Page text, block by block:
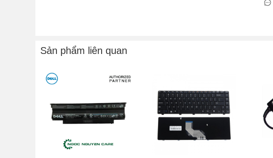
Sản phẩm liên quan